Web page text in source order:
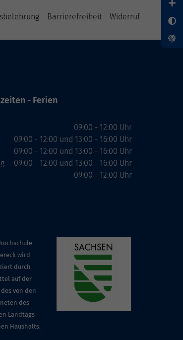
Barrierefreiheit Widerruf
- Ferien
09:00 - 12:00 Uhr
09:00 - 12:00 und 13:00 - 16:00 Uhr
09:00 - 12:00 und 13:00 - 16:00 Uhr
09:00 - 12:00 und 13:00 - 16:00 Uhr
09:00 - 12:00 Uhr
wird
durch
auf der
von den
des
Landtags
Haushalts.